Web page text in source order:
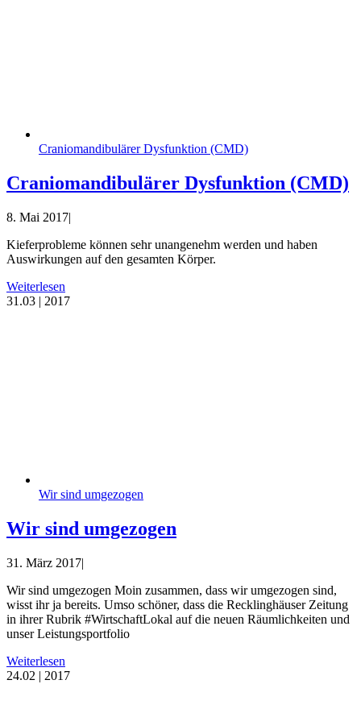
Craniomandibulärer Dysfunktion (CMD)
Craniomandibulärer Dysfunktion (CMD)
8. Mai 2017|
Kieferprobleme können sehr unangenehm werden und haben
Auswirkungen auf den gesamten Körper.
Weiterlesen
31.03 | 2017
Wir sind umgezogen
Wir sind umgezogen
31. März 2017|
Wir sind umgezogen Moin zusammen, dass wir umgezogen sind,
wisst ihr ja bereits. Umso schöner, dass die Recklinghäuser Zeitung
in ihrer Rubrik #WirtschaftLokal auf die neuen Räumlichkeiten und
unser Leistungsportfolio
Weiterlesen
24.02 | 2017